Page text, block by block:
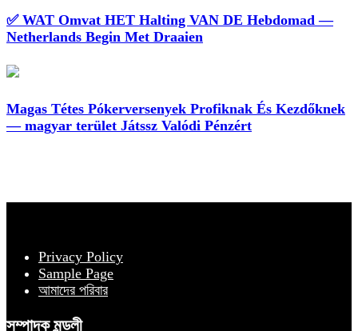
✅ WAT Omvat HET Halting VAN DE Hebdomad —
Netherlands Begin Met Draaien
Magas Tétes Pókerversenyek Profiknak És Kezdőknek
— magyar terület Játssz Valódi Pénzért
Privacy Policy
Sample Page
আমাদের পরিবার
সম্পাদক মন্ডলী